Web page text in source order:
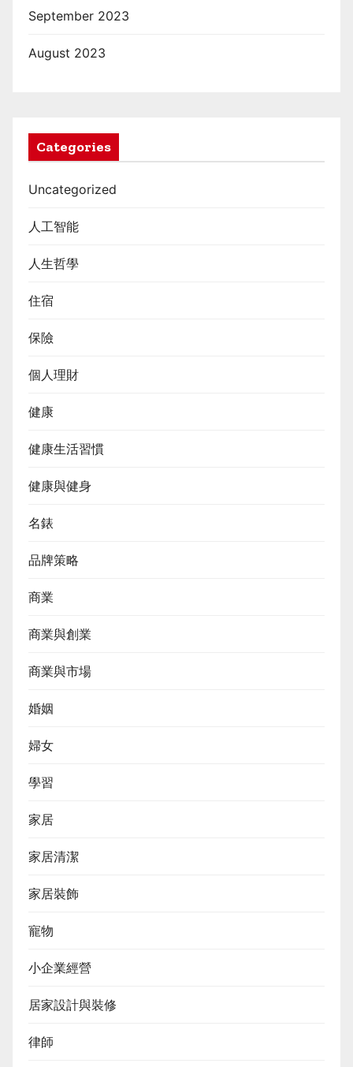
September 2023
August 2023
Categories
Uncategorized
人工智能
人生哲學
住宿
保險
個人理財
健康
健康生活習慣
健康與健身
名錶
品牌策略
商業
商業與創業
商業與市場
婚姻
婦女
學習
家居
家居清潔
家居裝飾
寵物
小企業經營
居家設計與裝修
律師